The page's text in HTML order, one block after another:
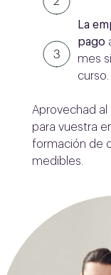
La
pago
mes
curso.
Aprovechad
para vuestra
formación de
medibles.